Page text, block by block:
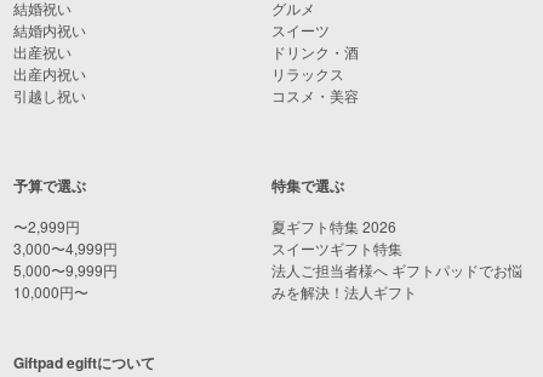
結婚祝い
結婚内祝い
出産祝い
出産内祝い
引越し祝い
予算で選ぶ
〜2,999円
3,000〜4,999円
5,000〜9,999円
10,000円〜
グルメ
スイーツ
ドリンク・酒
リラックス
コスメ・美容
特集で選ぶ
夏ギフト特集 2026
スイーツギフト特集
法人ご担当者様へ ギフトパッドでお悩
みを解決！法人ギフト
Giftpad egiftについて